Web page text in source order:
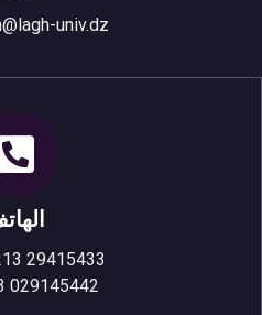
univ.dz
29415433
029145442